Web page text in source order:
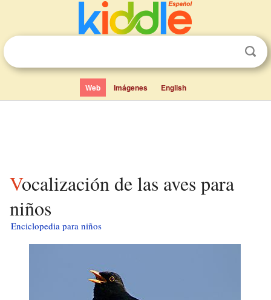
Web Imágenes English
Vocalización de las aves para
niños
Enciclopedia para niños